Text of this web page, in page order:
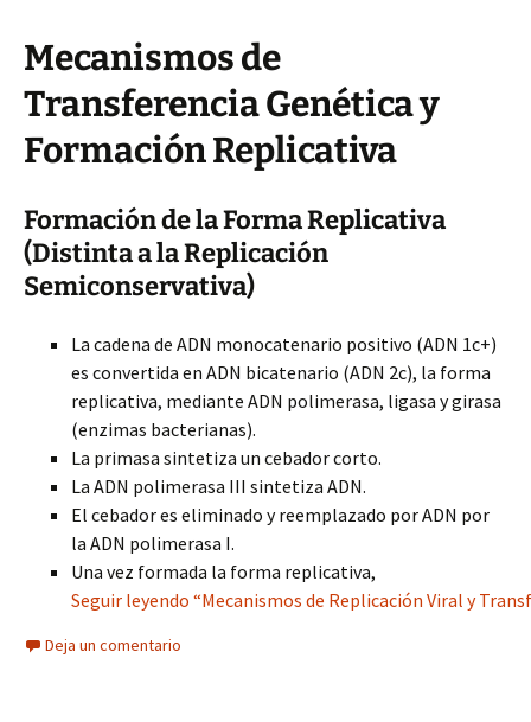
Mecanismos de
Transferencia Genética y
Formación Replicativa
Formación de la Forma Replicativa
(Distinta a la Replicación
Semiconservativa)
La cadena de ADN monocatenario positivo (ADN 1c+)
es convertida en ADN bicatenario (ADN 2c), la forma
replicativa, mediante ADN polimerasa, ligasa y girasa
(enzimas bacterianas).
La primasa sintetiza un cebador corto.
La ADN polimerasa III sintetiza ADN.
El cebador es eliminado y reemplazado por ADN por
la ADN polimerasa I.
Una vez formada la forma replicativa,
Seguir leyendo “Mecanismos de Replicación Viral y
Deja un comentario